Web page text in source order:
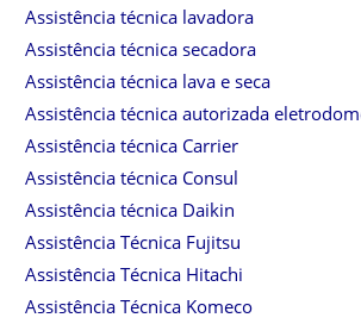
Assistência técnica lavadora
Assistência técnica secadora
Assistência técnica lava e seca
Assistência técnica autorizada
Assistência técnica Carrier
Assistência técnica Consul
Assistência técnica Daikin
Assistência Técnica Fujitsu
Assistência Técnica Hitachi
Assistência Técnica Komeco